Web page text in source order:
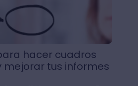
hacer cuadros
mejorar tus informes